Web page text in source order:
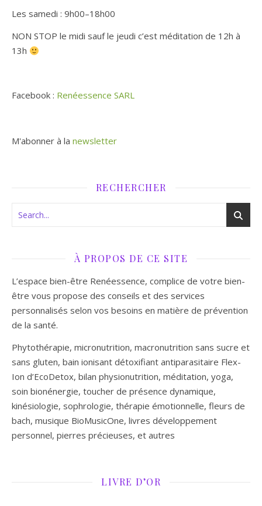
Les samedi : 9h00–18h00
NON STOP le midi sauf le jeudi c’est méditation de 12h à
13h
Facebook : Renéessence SARL
M'abonner à la newsletter
RECHERCHER
À PROPOS DE CE SITE
L’espace bien-être Renéessence, complice de votre bien-
être vous propose des conseils et des services
personnalisés selon vos besoins en matière de prévention
de la santé.
Phytothérapie, micronutrition, macronutrition sans sucre et
sans gluten, bain ionisant détoxifiant antiparasitaire Flex-
Ion d’EcoDetox, bilan physionutrition, méditation, yoga,
soin bionénergie, toucher de présence dynamique,
kinésiologie, sophrologie, thérapie émotionnelle, fleurs de
bach, musique BioMusicOne, livres développement
personnel, pierres précieuses, et autres
LIVRE D’OR